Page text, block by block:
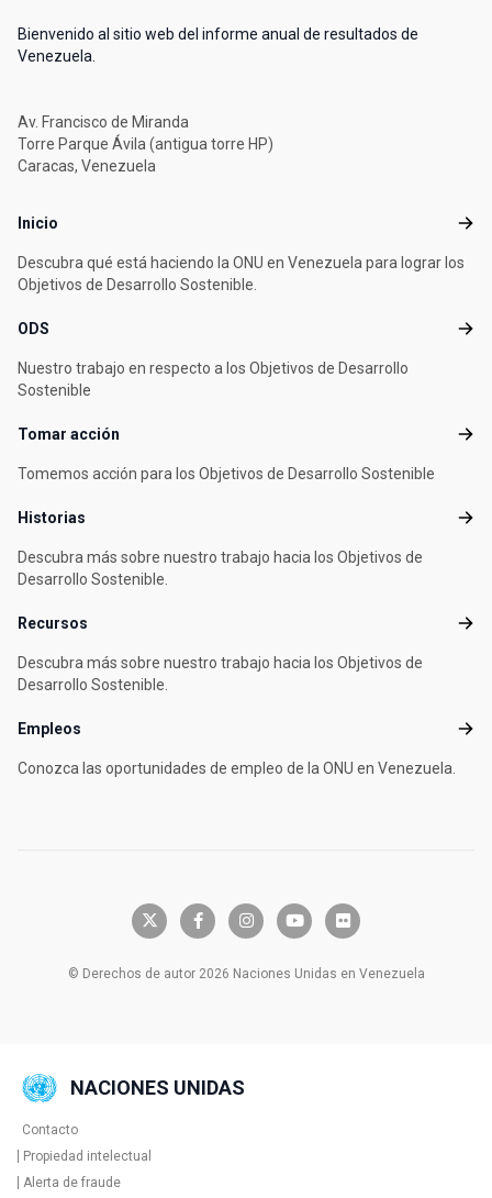
Bienvenido al sitio web del informe anual de resultados de
Venezuela.
Av. Francisco de Miranda
Torre Parque Ávila (antigua torre HP)
Caracas, Venezuela
Footer menu
Inicio Inicio
Descubra qué está haciendo la ONU en Venezuela para lograr los
Objetivos de Desarrollo Sostenible.
ODS ODS
Nuestro trabajo en respecto a los Objetivos de Desarrollo
Sostenible
Tomar acción
Tomemos acción para los Objetivos de Desarrollo Sostenible
Historias
Descubra más sobre nuestro trabajo hacia los Objetivos de
Desarrollo Sostenible.
Recursos
Descubra más sobre nuestro trabajo hacia los Objetivos de
Desarrollo Sostenible.
Empleos
Conozca las oportunidades de empleo de la ONU en Venezuela.
x-twitter facebook-finstagramyoutube flickr
© Derechos de autor 2026 Naciones Unidas en Venezuela
NACIONES UNIDAS
Global U.N. menu
Contacto
Propiedad intelectual
Alerta de fraude